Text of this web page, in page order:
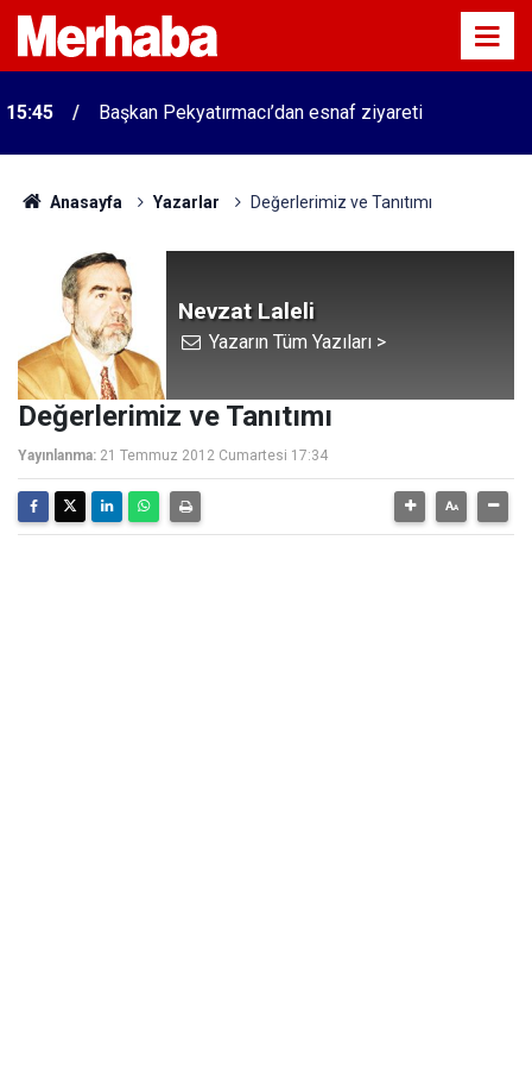
15:45 Başkan Pekyatırmacı’dan esnaf ziyareti
Anasayfa Yazarlar Değerlerimiz ve Tanıtımı
Nevzat Laleli
Yazarın Tüm Yazıları >
Değerlerimiz ve Tanıtımı
Yayınlanma: 21 Temmuz 2012 Cumartesi 17:34